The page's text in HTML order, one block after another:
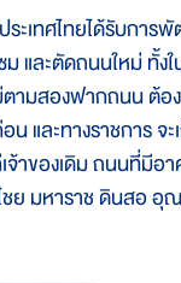
เทศไทยได้รับการ
และตัดถนนใหม่ ทั้ง
ตามสองฟากถนน ต้
และทางราชการ จะ
าของเดิม ถนนที่มีอ
ชย มหาราช ดินสอ